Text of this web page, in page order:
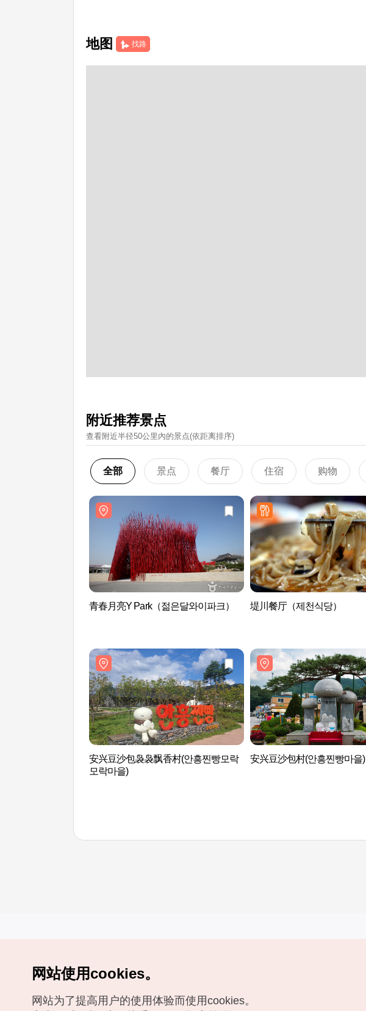
地图 找路
附近推荐景点
查看附近半径50公里內的景点(依距离排序)
全部 景点 餐厅 住宿 购物
青春月亮Y Park（젊은달와이파크） 堤川餐厅（제천식당）
安兴豆沙包袅袅飘香村(안흥찐빵모락
모락마을)
安兴豆沙包村(안흥찐빵마을)
如有相关疑问或建议，欢迎来信。VISITKOREA官方邮箱
网站使用cookies。
网站为了提高用户的使用体验而使用cookies。